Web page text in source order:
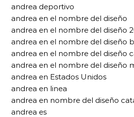
andrea deportivo
andrea en el nombre del diseño
andrea en el nombre del diseño
andrea en el nombre del diseño
andrea en el nombre del diseño
andrea en el nombre del diseño
andrea en Estados Unidos
andrea en linea
andrea en nombre del diseño
andrea es